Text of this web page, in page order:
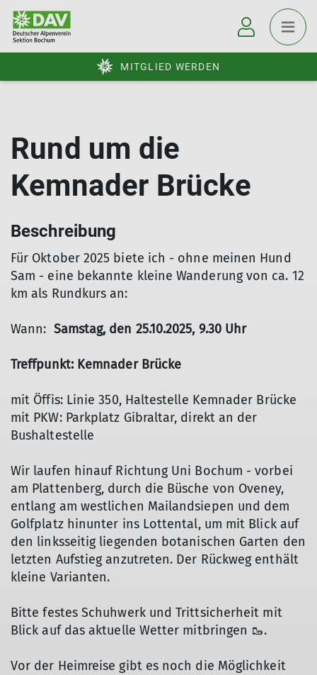
MITGLIED WERDEN
Rund um die
Kemnader Brücke
Beschreibung
Für Oktober 2025 biete ich - ohne meinen Hund
Sam - eine bekannte kleine Wanderung von ca. 12
km als Rundkurs an:
Wann: Samstag, den 25.10.2025, 9.30 Uhr
Treffpunkt: Kemnader Brücke
mit Öffis: Linie 350, Haltestelle Kemnader Brücke
mit PKW: Parkplatz Gibraltar, direkt an der
Bushaltestelle
Wir laufen hinauf Richtung Uni Bochum - vorbei
am Plattenberg, durch die Büsche von Oveney,
entlang am westlichen Mailandsiepen und dem
Golfplatz hinunter ins Lottental, um mit Blick auf
den linksseitig liegenden botanischen Garten den
letzten Aufstieg anzutreten. Der Rückweg enthält
kleine Varianten.
Bitte festes Schuhwerk und Trittsicherheit mit
Blick auf das aktuelle Wetter mitbringen 🥾.
Vor der Heimreise gibt es noch die Möglichkeit